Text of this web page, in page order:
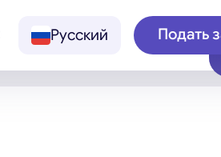
Русский Подать